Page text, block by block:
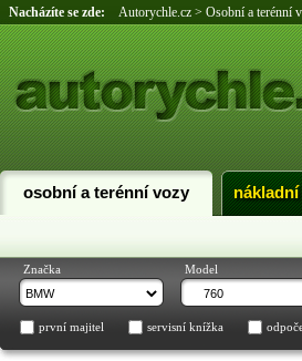
Nacházíte se zde: Autorychle.cz > Osobní a terénní
osobní a terénní vozy nákladní
Značka Model
první majitel servisní knížka